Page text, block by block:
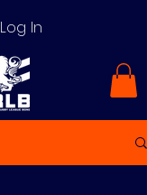
Log In